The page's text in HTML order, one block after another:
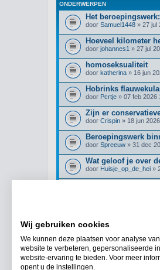
ONDERWERPEN
Het
door Samuel1448 » 27 jul
Hoeveel kilometer
door johannes1 » 27 jul
homoseksualiteit
door katherina » 16 jun
Hobrinks
door Pcrtje » 07 feb 2026
Zijn er
door Crispin » 18 jun
Beroepingswerk
door Spreeuw » 31 dec
Wat geloof je over
door Huisje_op_de_hei »
Ga naar uitgebreid zoeken
Wij gebruiken cookies
We kunnen deze plaatsen voor analyse
website te verbeteren, gepersonaliseerde
website-ervaring te bieden. Voor meer
opent u de instellingen.